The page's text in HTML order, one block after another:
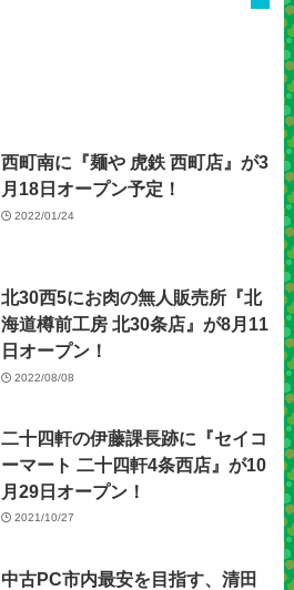
西町南に『麺や 虎鉄 西町店』が3
月18日オープン予定！
2022/01/24
北30西5にお肉の無人販売所『北
海道樽前工房 北30条店』が8月11
日オープン！
2022/08/08
二十四軒の伊藤課長跡に『セイコ
ーマート 二十四軒4条西店』が10
月29日オープン！
2021/10/27
中古PC市内最安を目指す、清田